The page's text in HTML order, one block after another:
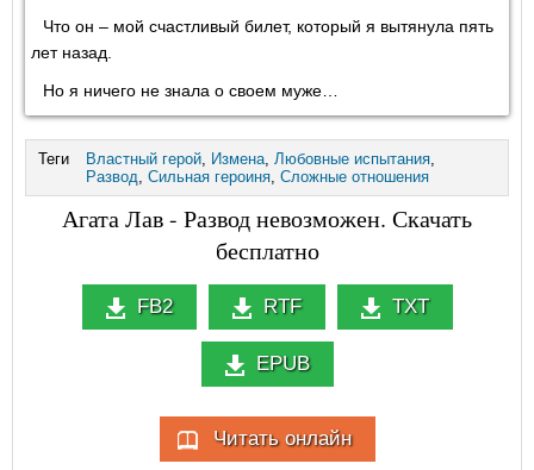
Что он – мой счастливый билет, который я вытянула пять
лет назад.
Но я ничего не знала о своем муже…
Теги Властный герой, Измена, Любовные испытания,
Развод, Сильная героиня, Сложные отношения
Агата Лав - Развод невозможен. Скачать
бесплатно
FB2 RTF TXT
EPUB
Читать онлайн